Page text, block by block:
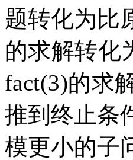
题转化为比
的求解转化
fact(3)的求
推到终止条
模更小的子